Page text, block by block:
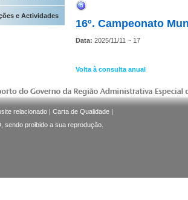
e Actividades
16º. Campeonato
Data: 2025/11/11 ~ 17
Volta à consulta anual
relacionado | Carta de Qualidade |
sendo proibido a sua reprodução.